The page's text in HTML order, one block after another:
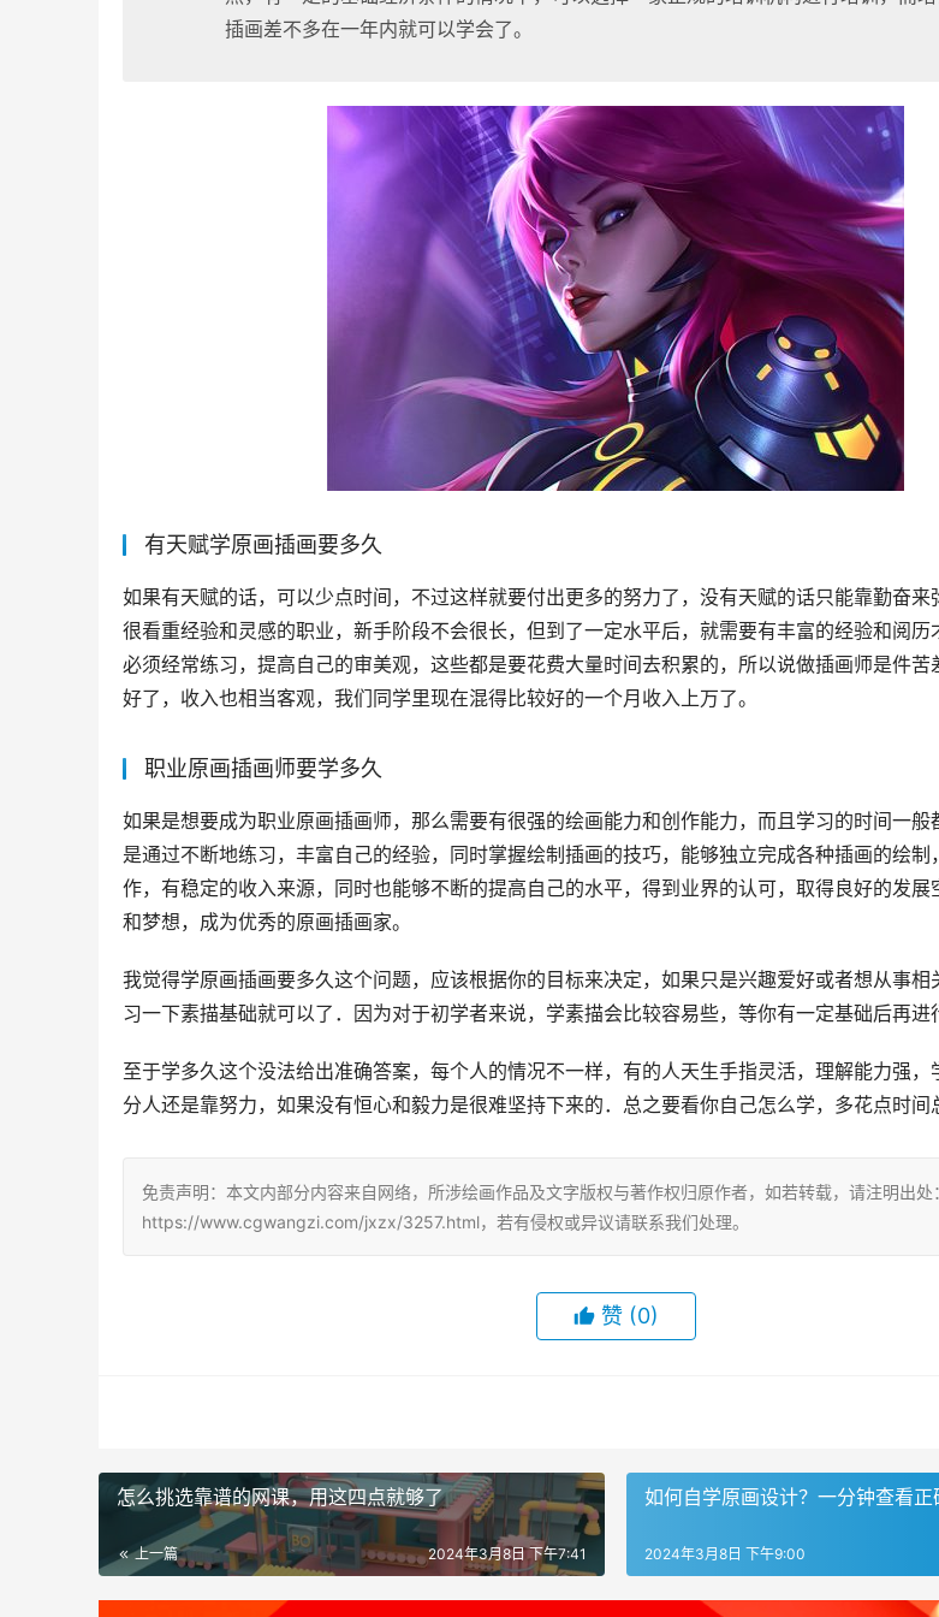
插画差不多在一年内就可以学会了。
有天赋学原画插画要多久
如果有天赋的话，可以少点时间，不过这样就要付出更多的努力了，没有天赋的话只能靠勤奋来
很看重经验和灵感的职业，新手阶段不会很长，但到了一定水平后，就需要有丰富的经验和阅历
必须经常练习，提高自己的审美观，这些都是要花费大量时间去积累的，所以说做插画师是件苦
好了，收入也相当客观，我们同学里现在混得比较好的一个月收入上万了。
职业原画插画师要学多久
如果是想要成为职业原画插画师，那么需要有很强的绘画能力和创作能力，而且学习的时间一般
是通过不断地练习，丰富自己的经验，同时掌握绘制插画的技巧，能够独立完成各种插画的绘制
作，有稳定的收入来源，同时也能够不断的提高自己的水平，得到业界的认可，取得良好的发展
和梦想，成为优秀的原画插画家。
我觉得学原画插画要多久这个问题，应该根据你的目标来决定，如果只是兴趣爱好或者想从事相
习一下素描基础就可以了．因为对于初学者来说，学素描会比较容易些，等你有一定基础后再进
至于学多久这个没法给出准确答案，每个人的情况不一样，有的人天生手指灵活，理解能力强，
分人还是靠努力，如果没有恒心和毅力是很难坚持下来的．总之要看你自己怎么学，多花点时间
免责声明：本文内部分内容来自网络，所涉绘画作品及文字版权与著作权归原作者，如若转载，请注明出处：
https://www.cgwangzi.com/jxzx/3257.html，若有侵权或异议请联系我们处理。
赞 (0)
怎么挑选靠谱的网课，用这四点就够了
上一篇 2024年3月8日 下午7:41
如何自学原画设计？一分钟查看正
2024年3月8日 下午9:00